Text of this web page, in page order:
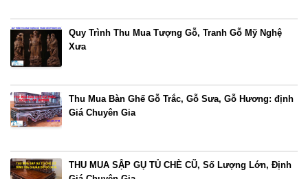
Quy Trình Thu Mua Tượng Gỗ, Tranh Gỗ Mỹ Nghệ
Xưa
Thu Mua Bàn Ghế Gỗ Trắc, Gỗ Sưa, Gỗ Hương: định
Giá Chuyên Gia
THU MUA SẬP GỤ TỦ CHÈ CŨ, Số Lượng Lớn, Định